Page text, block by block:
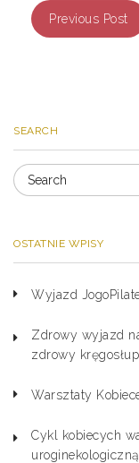
SEARCH
OSTATNIE WPISY
Wyjazd
Zdrowy wyjazd
zdrowy kręgosłup
Warsztaty
Cykl kobiecych
Previous Post